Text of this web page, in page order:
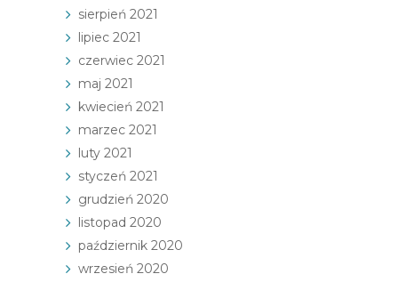
sierpień 2021
lipiec 2021
czerwiec 2021
maj 2021
kwiecień 2021
marzec 2021
luty 2021
styczeń 2021
grudzień 2020
listopad 2020
październik 2020
wrzesień 2020